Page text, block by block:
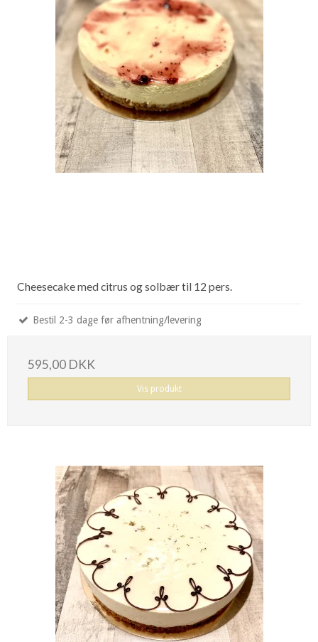
Cheesecake med citrus og solbær til 12 pers.
Bestil 2-3 dage før afhentning/levering
595,00 DKK
Vis produkt